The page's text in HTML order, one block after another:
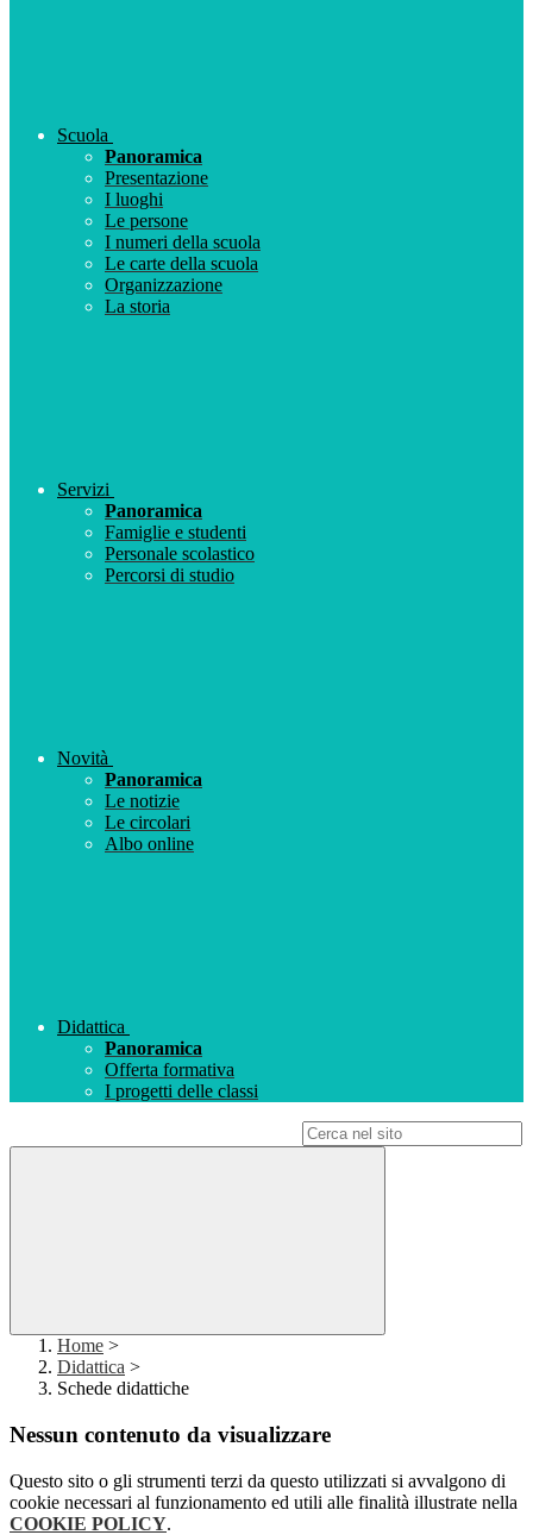
Scuola
Panoramica
Presentazione
I luoghi
Le persone
I numeri della scuola
Le carte della scuola
Organizzazione
La storia
Servizi
Panoramica
Famiglie e studenti
Personale scolastico
Percorsi di studio
Novità
Panoramica
Le notizie
Le circolari
Albo online
Didattica
Panoramica
Offerta formativa
I progetti delle classi
Home >
Didattica >
Schede didattiche
Nessun contenuto da visualizzare
Questo sito o gli strumenti terzi da questo utilizzati si avvalgono di
cookie necessari al funzionamento ed utili alle finalità illustrate nella
COOKIE POLICY.